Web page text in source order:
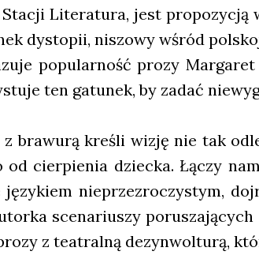
Lite­ra­tu­ra, jest pro­po­zy­cją
dys­to­pii, niszo­wy wśród
popu­lar­ność pro­zy
ten gatu­nek, by zadać
bra­wu­rą kre­śli wizję nie tak
od cier­pie­nia dziec­ka. Łączy
języ­kiem nie­prze­zro­czy­stym,
sce­na­riu­szy
z teatral­ną dezyn­wol­tu­rą,